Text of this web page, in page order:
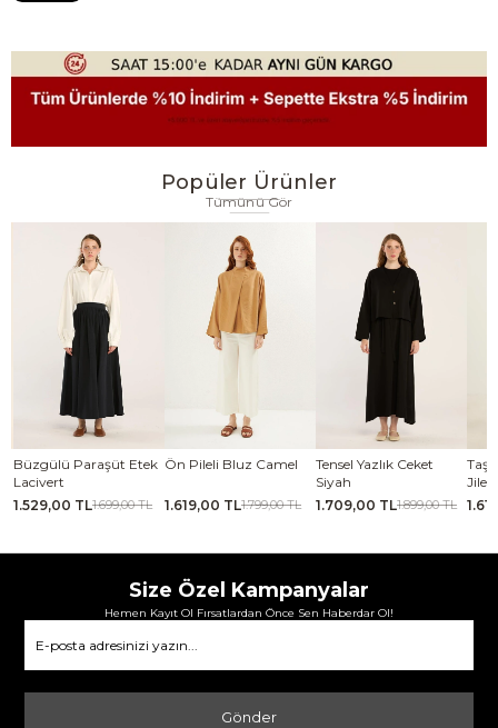
Popüler Ürünler
Tümünü Gör
Büzgülü Paraşüt Etek
Lacivert
1.529,00 TL1.699,00 TL
Ön Pileli Bluz Camel
1.619,00 TL1.799,00 TL
Tensel Yazlık Ceket
Siyah
1.709,00 TL1.899,00 TL
Jile
Size Özel Kampanyalar
Hemen Kayıt Ol Fırsatlardan Önce Sen Haberdar Ol!
Gönder